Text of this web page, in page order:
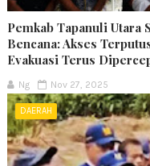
Pemkab Tapanuli Utara
Bencana: Akses
Evakuasi Terus
Ng Nov 27, 2025
DAERAH